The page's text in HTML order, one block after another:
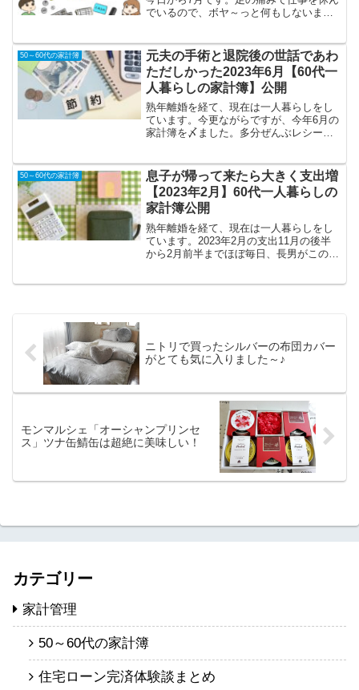
でいるので、ボヤ～っと何もしないま
しやすくて、窓を開けて寝ると寒い日も
あります。あと何週間か...
50～60代の家計簿
元夫の手術と退院後の世話であわ
ただしかった2023年6月【60代一
人暮らしの家計簿】公開
熟年離婚を経て、現在は一人暮らしをし
ています。今更ながらですが、今年6月の
家計簿を〆ました。多分ぜんぶレシート
重複もあるかもしれません。が、とりあ
えず支出を計算してみ...
50～60代の家計簿
息子が帰って来たら大きく支出増
【2023年2月】60代一人暮らしの
家計簿公開
熟年離婚を経て、現在は一人暮らしをし
ています。2023年2月の支出11月の後半
から2月前半までほぼ毎日、長男がこの家
ニトリで買ったシルバーの布団カバー
がとても気に入りました～♪
モンマルシェ「オーシャンプリンセ
ス」ツナ缶鯖缶は超絶に美味しい！
カテゴリー
家計管理
50～60代の家計簿
住宅ローン完済体験談まとめ